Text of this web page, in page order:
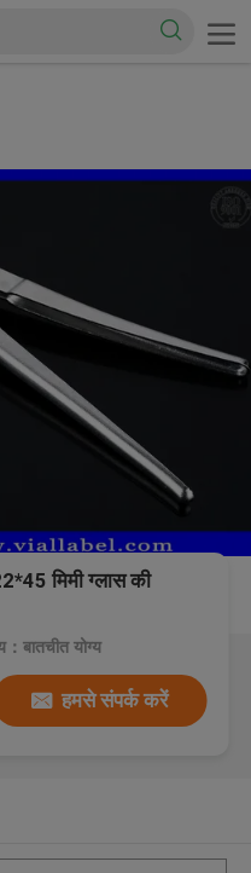
मिमी ग्लास की
：बातचीत योग्य
हमसे संपर्क करें